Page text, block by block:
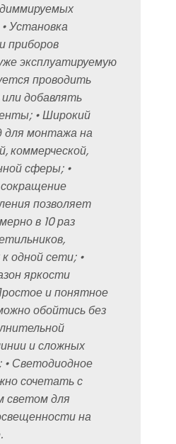
Установка
приборов
эксплуатируемую
проводить
добавлять
• Широкий
для монтажа на
коммерческой,
сферы; •
позволяет
в 10 раз
одной сети; •
яркости
и понятное
обойтись без
и сложных
• Светодиодное
сочетать с
светом для
на